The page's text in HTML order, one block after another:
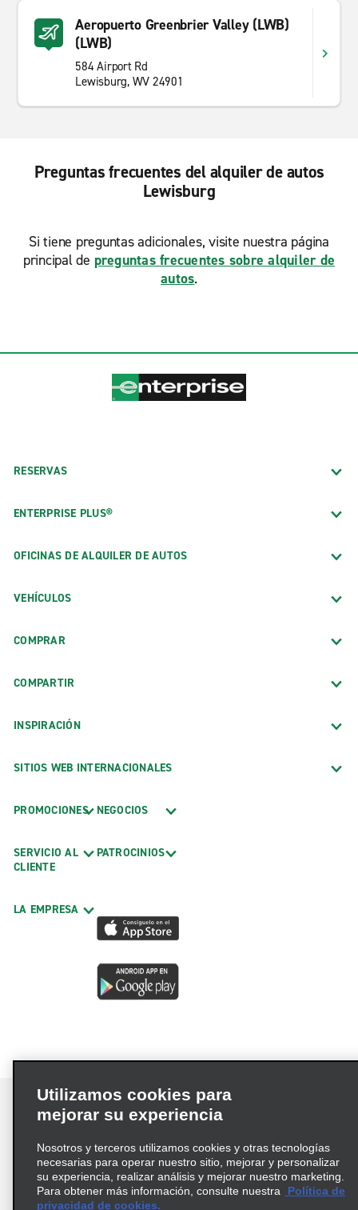
Aeropuerto Greenbrier Valley (LWB)
(LWB)
584 Airport Rd
Lewisburg, WV 24901
Preguntas frecuentes del alquiler de autos
Lewisburg
Si tiene preguntas adicionales, visite nuestra página
principal de preguntas frecuentes sobre alquiler de
autos.
RESERVAS
ENTERPRISE PLUS®
OFICINAS DE ALQUILER DE AUTOS
VEHÍCULOS
COMPRAR
COMPARTIR
INSPIRACIÓN
SITIOS WEB INTERNACIONALES
PROMOCIONES
SERVICIO AL
CLIENTE
LA EMPRESA
NEGOCIOS
PATROCINIOS
Términos de uso
Política de privacidad
Política de cookies
Información de Salud del Consumidor
Utilizamos cookies para
mejorar su experiencia
Nosotros y terceros utilizamos cookies y otras tecnologías
necesarias para operar nuestro sitio, mejorar y personalizar
su experiencia, realizar análisis y mejorar nuestro marketing.
Para obtener más información, consulte nuestra
Política de
privacidad de cookies.